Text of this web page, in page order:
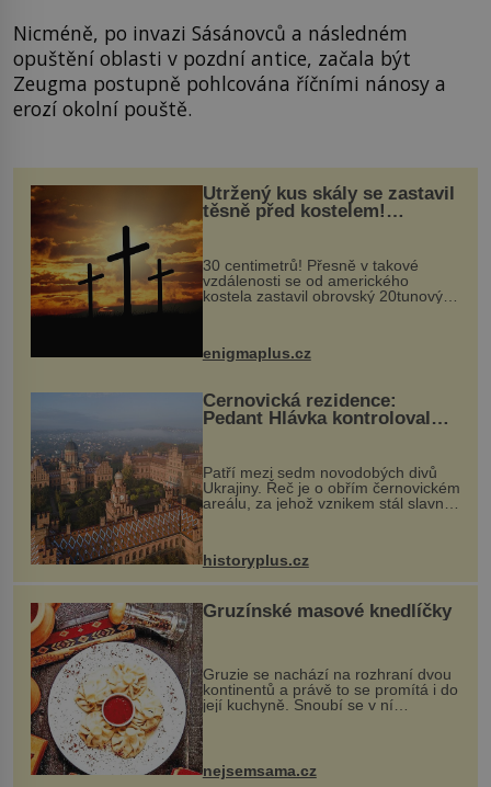
Nicméně, po invazi Sásánovců a následném
opuštění oblasti v pozdní antice, začala být
Zeugma postupně pohlcována říčními nánosy a
erozí okolní pouště.
Utržený kus skály se zastavil
těsně před kostelem!
Ochránila ho boží síla?
30 centimetrů! Přesně v takové
vzdálenosti se od amerického
kostela zastavil obrovský 20tunový
...
enigmaplus.cz
Černovická rezidence:
Pedant Hlávka kontroloval
Patří mezi sedm novodobých divů
Ukrajiny. Řeč je o obřím černovickém
areálu, za jehož vznikem stál slavný
český architekt Josef Hlávka. Ten si
na něm dal mimořádně záležet. Jeho
historyplus.cz
Gruzínské masové knedlíčky
Gruzie se nachází na rozhraní dvou
kontinentů a právě to se promítá i do
její kuchyně. Snoubí se v ní
evropské a asijské chutě a díky tomu
pokrmy, které rozhodně st...
nejsemsama.cz